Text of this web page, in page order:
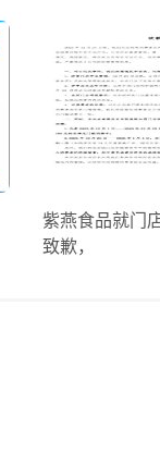
紫燕食品就门
致歉，